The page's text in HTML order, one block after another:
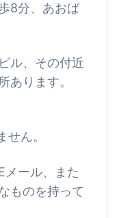
8分、あおば
ル、その付近
あります。
ん。
メール、また
ものを持って